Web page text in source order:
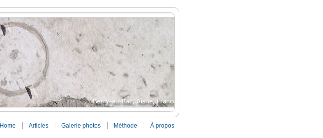
Home Articles Galerie photos Méthode À propos